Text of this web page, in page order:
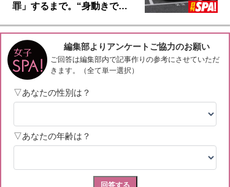
罪」するまで。“身動きで…